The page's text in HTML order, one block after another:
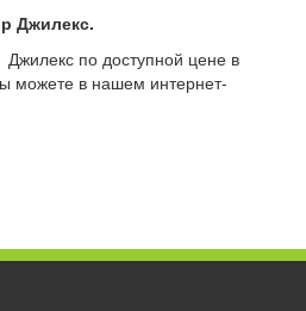
Джилекс.
Джилекс по доступной цене в
можете в нашем интернет-